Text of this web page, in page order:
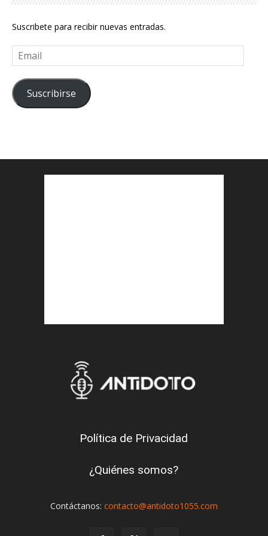
Suscribete para recibir nuevas entradas.
Email
Suscribirse
Política de Privacidad
¿Quiénes somos?
Contáctanos: contacto@antidoto1055.com